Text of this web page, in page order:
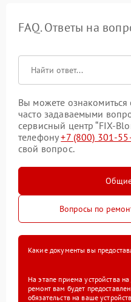
FAQ. Ответы на
Вы можете
часто задаваемыми
сервисный центр “FIX-
телефону+7 (800) 301-
свой вопрос.
Вопросы по
Какие документы вы
На этапе приема устройства
ремонт вам будет
обязательств на ваше